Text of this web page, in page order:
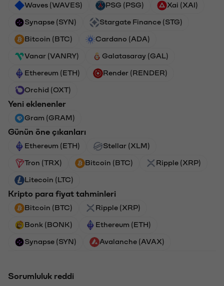
Waves (WAVES) PSG (PSG) Xai (XAI)
Synapse (SYN) Stargate Finance (STG)
Bitcoin (BTC) Cardano (ADA)
Vanar (VANRY) Galatasaray (GAL)
Ethereum (ETH) Render (RENDER)
Orchid (OXT)
Yeni eklenenler
Gram (GRAM)
Günün öne çıkanları
Ethereum (ETH) Stellar (XLM)
Tron (TRX) Bitcoin (BTC) Ripple (XRP)
Litecoin (LTC)
Kripto para fiyat tahminleri
Bitcoin (BTC) Ripple (XRP)
Bonk (BONK) Ethereum (ETH)
Synapse (SYN) Avalanche (AVAX)
Sorumluluk reddi